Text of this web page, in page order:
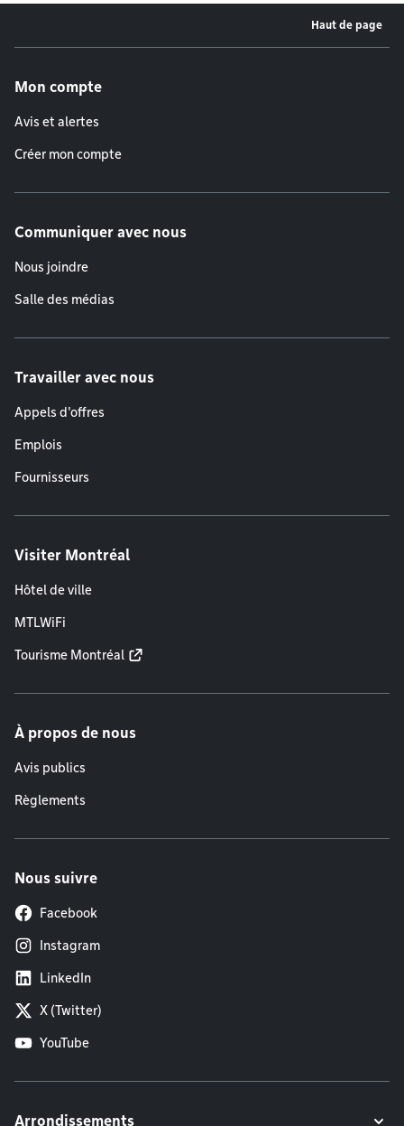
Haut de page
Mon compte
Avis et alertes
Créer mon compte
Communiquer avec nous
Nous joindre
Salle des médias
Travailler avec nous
Appels d'offres
Emplois
Fournisseurs
Visiter Montréal
Hôtel de ville
MTLWiFi
Tourisme Montréal
À propos de nous
Avis publics
Règlements
Nous suivre
Facebook
Instagram
LinkedIn
X (Twitter)
YouTube
Arrondissements